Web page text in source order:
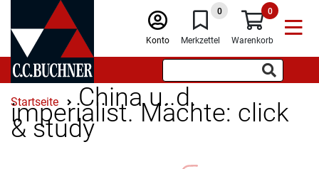
Konto
0
Merkzettel
0
Warenkorb
Startseite China u. d.
imperialist. Mächte: click
& study